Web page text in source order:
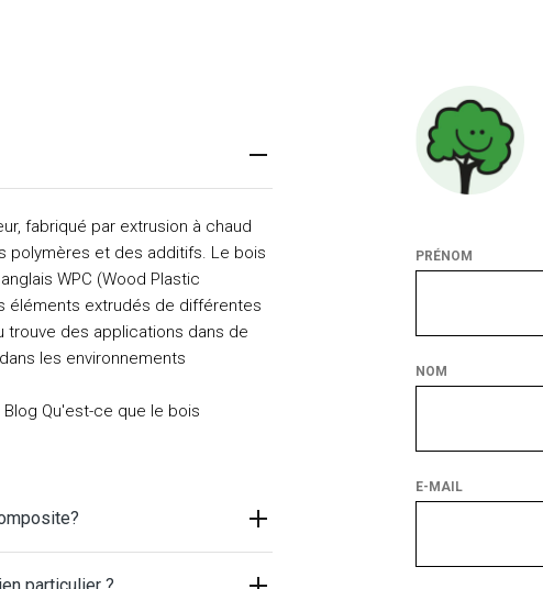
fabriqué par extrusion à chaud
polymères et des additifs. Le bois
WPC (Wood Plastic
éléments extrudés de différentes
trouve des applications dans de
les environnements
Qu'est-ce que le bois
PRÉNOM
NOM
E-MAIL